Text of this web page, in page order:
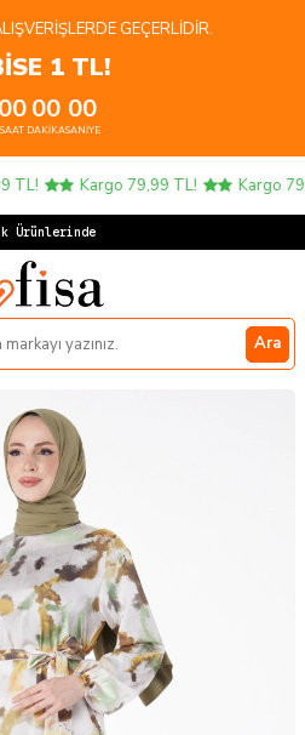
GEÇERLIDIR.
1 TL!
SAAT
00
DAKIKA
00
SANIYE
Kargo 79,99 TL! Kargo
Ürünlerinde 4
Ara